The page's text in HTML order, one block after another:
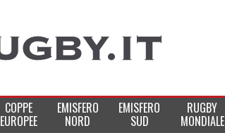
COPPE
EUROPEE
EMISFERO
NORD
EMISFERO
SUD
RUGBY
MONDIALE